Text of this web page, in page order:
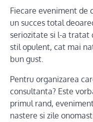
Fiecare eveniment de
un succes total
seriozitate si l-a tratat
stil opulent, cat mai
bun gust.
Pentru organizarea
consultanta? Este
primul rand,
nastere si zile